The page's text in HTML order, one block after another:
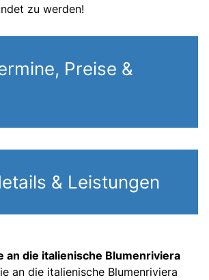
zu werden!
Preise &
& Leistungen
an die italienische Blumenriviera
an die italienische Blumenriviera